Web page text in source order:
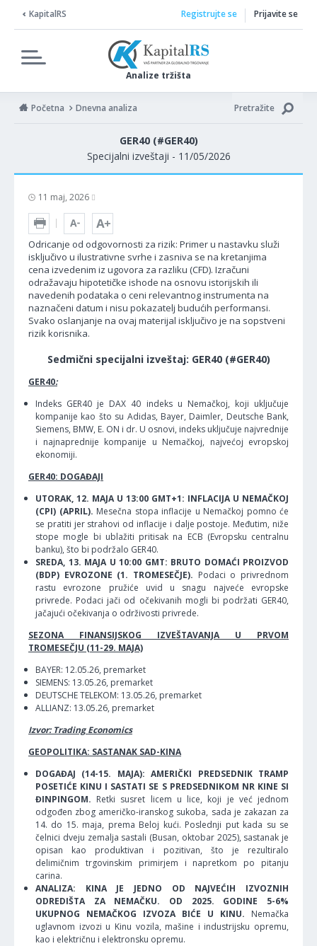
KapitalRS
Analize tržišta
Registrujte se Prijavite se
Početna Dnevna analiza Pretražite
GER40 (#GER40)
Specijalni izveštaji - 11/05/2026
11 maj, 2026
Odricanje od odgovornosti za rizik: Primer u nastavku služi
isključivo u ilustrativne svrhe i zasniva se na kretanjima
cena izvedenim iz ugovora za razliku (CFD). Izračuni
odražavaju hipotetičke ishode na osnovu istorijskih ili
navedenih podataka o ceni relevantnog instrumenta na
naznačeni datum i nisu pokazatelj budućih performansi.
Svako oslanjanje na ovaj materijal isključivo je na sopstveni
rizik korisnika.
Sedmični specijalni izveštaj: GER40 (#GER40)
GER40:
Indeks GER40 je DAX 40 indeks u Nemačkoj, koji uključuje
kompanije kao što su Adidas, Bayer, Daimler, Deutsche Bank,
Siemens, BMW, E. ON i dr. U osnovi, indeks uključuje najvrednije
i najnaprednije kompanije u Nemačkoj, najvećoj evropskoj
ekonomiji.
GER40: DOGAĐAJI
UTORAK, 12. MAJA U 13:00 GMT+1: INFLACIJA U NEMAČKOJ
(CPI) (APRIL). Mesečna stopa inflacije u Nemačkoj pomno će
se pratiti jer strahovi od inflacije i dalje postoje. Međutim, niže
stope mogle bi ublažiti pritisak na ECB (Evropsku centralnu
banku), što bi podržalo GER40.
SREDA, 13. MAJA U 10:00 GMT: BRUTO DOMAĆI PROIZVOD
(BDP) EVROZONE (1. TROMESEČJE). Podaci o privrednom
rastu evrozone pružiće uvid u snagu najveće evropske
privrede. Podaci jači od očekivanih mogli bi podržati GER40,
jačajući očekivanja o održivosti privrede.
SEZONA FINANSIJSKOG IZVEŠTAVANJA U PRVOM
TROMESEČJU (11-29. MAJA)
BAYER: 12.05.26, premarket
SIEMENS: 13.05.26, premarket
DEUTSCHE TELEKOM: 13.05.26, premarket
ALLIANZ: 13.05.26, premarket
Izvor: Trading Economics
GEOPOLITIKA: SASTANAK SAD-KINA
DOGAĐAJ (14-15. MAJA): AMERIČKI PREDSEDNIK TRAMP
POSETIĆE KINU I SASTATI SE S PREDSEDNIKOM NR KINE SI
ĐINPINGOM. Retki susret licem u lice, koji je već jednom
odgođen zbog američko-iranskog sukoba, sada je zakazan za
14. do 15. maja, prema Beloj kući. Poslednji put kada su se
čelnici dveju zemalja sastali (Busan, oktobar 2025), sastanak je
opisan kao produktivan i pozitivan, što je rezultiralo
delimičnim trgovinskim primirjem i napretkom po pitanju
carina.
ANALIZA: KINA JE JEDNO OD NAJVEĆIH IZVOZNIH
ODREDIŠTA ZA NEMAČKU. OD 2025. GODINE 5-6%
UKUPNOG NEMAČKOG IZVOZA BIĆE U KINU. Nemačka
uglavnom izvozi u Kinu vozila, mašine i industrijsku opremu,
kao i električnu i elektronsku opremu.